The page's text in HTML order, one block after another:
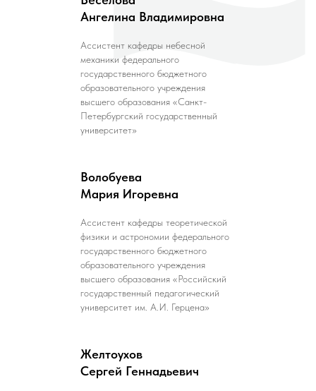
Ангелина Владимировна
Ассистент кафедры небесной
механики федерального
государственного бюджетного
образовательного учреждения
высшего образования «Санкт-
Петербургский государственный
университет»
Волобуева
Мария Игоревна
Ассистент кафедры теоретической
физики и астрономии федерального
государственного бюджетного
образовательного учреждения
высшего образования «Российский
государственный педагогический
университет им. А.И. Герцена»
Желтоухов
Сергей Геннадьевич